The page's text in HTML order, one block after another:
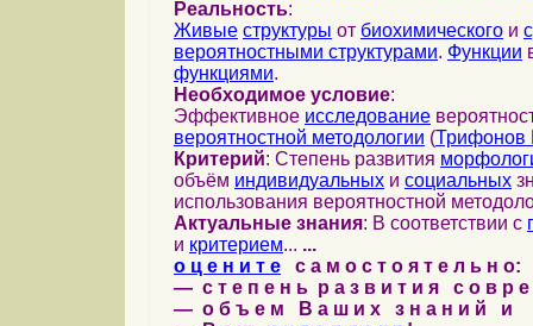
Реальность:
Живые структуры от биохимического и
вероятностными структурами. Функции
функциями.
Необходимое условие:
Эффективное исследование
вероятностной методологии (Трифонов
Критерий: Степень развития
объём индивидуальных и социальных
использования вероятностной
Актуальные знания: В соответствии с
и критерием... ...
о ц е н и т е с а м о с т о я т е л ь н о:
— с т е п е н ь р а з в и т и я с о в р
— о б ъ е м В а ш и х з н а н и й и